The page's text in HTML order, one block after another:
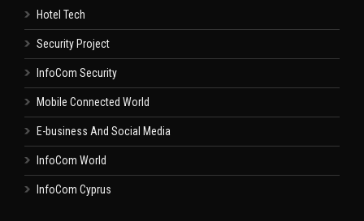
Hotel Tech
Security Project
InfoCom Security
Mobile Connected World
E-business And Social Media
InfoCom World
InfoCom Cyprus